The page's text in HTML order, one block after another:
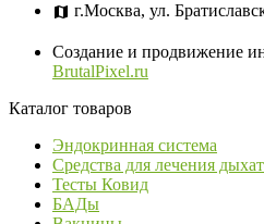
г.Москва, ул.
Создание и продвижение
BrutalPixel.ru
Каталог товаров
Эндокринная система
Средства для лечения
Тесты Ковид
БАДы